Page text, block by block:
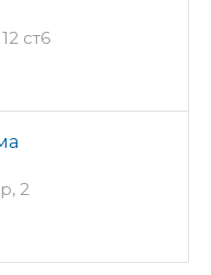
ст6
2